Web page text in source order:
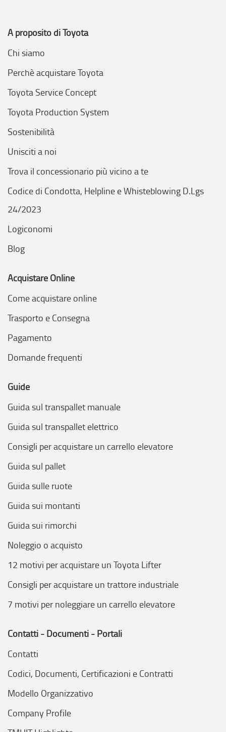
A proposito di Toyota
Chi siamo
Perchè acquistare Toyota
Toyota Service Concept
Toyota Production System
Sostenibilità
Unisciti a noi
Trova il concessionario più vicino a te
Codice di Condotta, Helpline e Whisteblowing D.Lgs
24/2023
Logiconomi
Blog
Acquistare Online
Come acquistare online
Trasporto e Consegna
Pagamento
Domande frequenti
Guide
Guida sul transpallet manuale
Guida sul transpallet elettrico
Consigli per acquistare un carrello elevatore
Guida sul pallet
Guida sulle ruote
Guida sui montanti
Guida sui rimorchi
Noleggio o acquisto
12 motivi per acquistare un Toyota Lifter
Consigli per acquistare un trattore industriale
7 motivi per noleggiare un carrello elevatore
Contatti - Documenti - Portali
Contatti
Codici, Documenti, Certificazioni e Contratti
Modello Organizzativo
Company Profile